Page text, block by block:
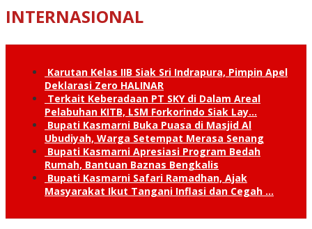
INTERNASIONAL
Karutan Kelas IIB Siak Sri Indrapura, Pimpin Apel
Deklarasi Zero HALINAR
Terkait Keberadaan PT SKY di Dalam Areal
Pelabuhan KITB, LSM Forkorindo Siak Lay…
Bupati Kasmarni Buka Puasa di Masjid Al
Ubudiyah, Warga Setempat Merasa Senang
Bupati Kasmarni Apresiasi Program Bedah
Rumah, Bantuan Baznas Bengkalis
Bupati Kasmarni Safari Ramadhan, Ajak
Masyarakat Ikut Tangani Inflasi dan Cegah …